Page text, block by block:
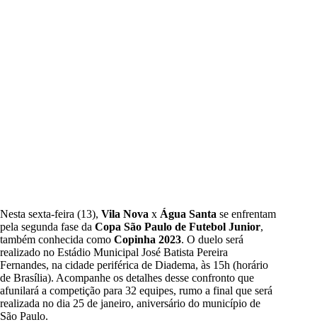
Nesta sexta-feira (13), Vila Nova x Água Santa se enfrentam
pela segunda fase da Copa São Paulo de Futebol Junior,
também conhecida como Copinha 2023. O duelo será
realizado no Estádio Municipal José Batista Pereira
Fernandes, na cidade periférica de Diadema, às 15h (horário
de Brasília). Acompanhe os detalhes desse confronto que
afunilará a competição para 32 equipes, rumo a final que será
realizada no dia 25 de janeiro, aniversário do município de
São Paulo.